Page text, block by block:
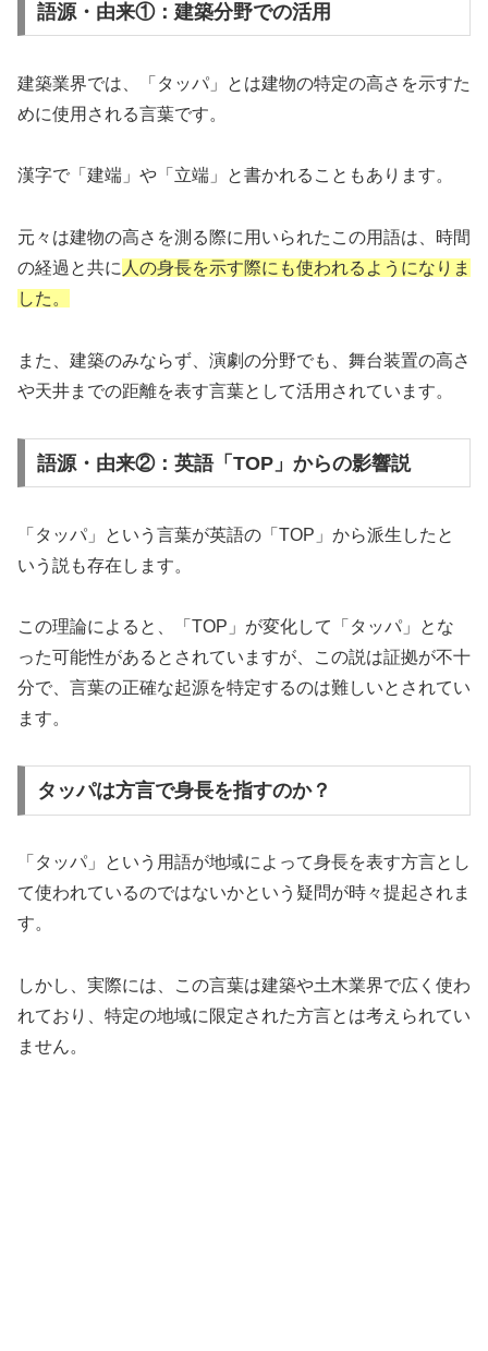
語源・由来①：建築分野での活用
建築業界では、「タッパ」とは建物の特定の高さを示すた
めに使用される言葉です。
漢字で「建端」や「立端」と書かれることもあります。
元々は建物の高さを測る際に用いられたこの用語は、時間
の経過と共に 人の身長を示す際にも使われるようになりま
した。
また、建築のみならず、演劇の分野でも、舞台装置の高さ
や天井までの距離を表す言葉として活用されています。
語源・由来②：英語「TOP」からの影響説
「タッパ」という言葉が英語の「TOP」から派生したと
いう説も存在します。
この理論によると、「TOP」が変化して「タッパ」とな
った可能性があるとされていますが、この説は証拠が不十
分で、言葉の正確な起源を特定するのは難しいとされてい
ます。
タッパは方言で身長を指すのか？
「タッパ」という用語が地域によって身長を表す方言とし
て使われているのではないかという疑問が時々提起されま
す。
しかし、実際には、この言葉は建築や土木業界で広く使わ
れており、特定の地域に限定された方言とは考えられてい
ません。